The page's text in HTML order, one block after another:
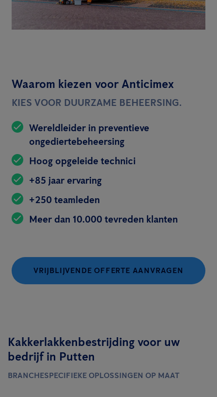
Waarom kiezen voor Anticimex
KIES VOOR DUURZAME BEHEERSING.
Wereldleider in preventieve
ongediertebeheersing
Hoog opgeleide technici
+85 jaar ervaring
+250 teamleden
Meer dan 10.000 tevreden klanten
VRIJBLIJVENDE OFFERTE AANVRAGEN
Kakkerlakkenbestrijding voor uw
bedrijf in Putten
BRANCHESPECIFIEKE OPLOSSINGEN OP MAAT